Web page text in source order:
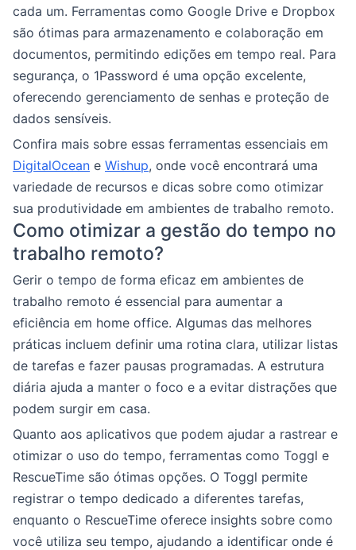
cada um. Ferramentas como Google Drive e Dropbox
são ótimas para armazenamento e colaboração em
documentos, permitindo edições em tempo real. Para
segurança, o 1Password é uma opção excelente,
oferecendo gerenciamento de senhas e proteção de
dados sensíveis.
Confira mais sobre essas ferramentas essenciais em
DigitalOcean e Wishup, onde você encontrará uma
variedade de recursos e dicas sobre como otimizar
sua produtividade em ambientes de trabalho remoto.
Como otimizar a gestão do tempo no
trabalho remoto?
Gerir o tempo de forma eficaz em ambientes de
trabalho remoto é essencial para aumentar a
eficiência em home office. Algumas das melhores
práticas incluem definir uma rotina clara, utilizar listas
de tarefas e fazer pausas programadas. A estrutura
diária ajuda a manter o foco e a evitar distrações que
podem surgir em casa.
Quanto aos aplicativos que podem ajudar a rastrear e
otimizar o uso do tempo, ferramentas como Toggl e
RescueTime são ótimas opções. O Toggl permite
registrar o tempo dedicado a diferentes tarefas,
enquanto o RescueTime oferece insights sobre como
você utiliza seu tempo, ajudando a identificar onde é